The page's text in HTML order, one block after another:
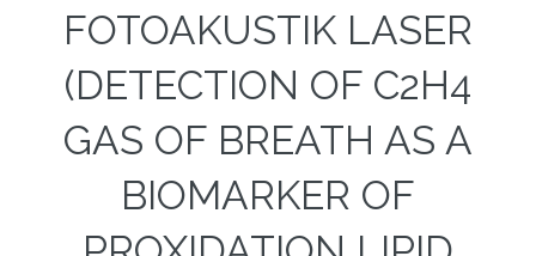
FOTOAKUSTIK LASER
(DETECTION OF C2H4
GAS OF BREATH AS A
BIOMARKER OF